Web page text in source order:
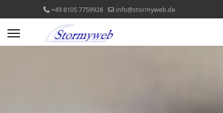
+49 8105 7759928 info@stormyweb.de